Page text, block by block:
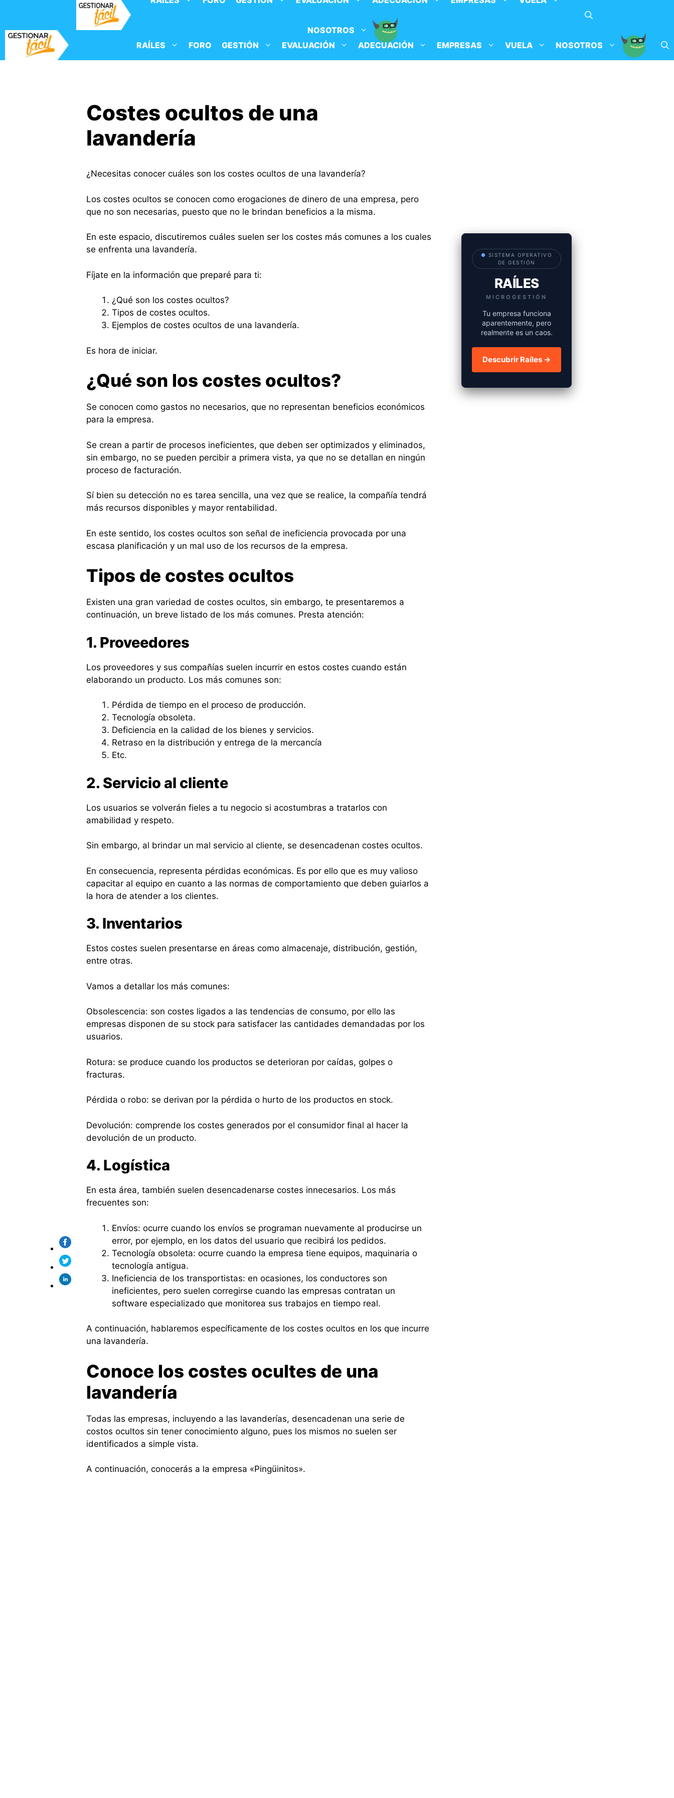
contenido
NOSOTROS
RAÍLES
FORO GESTIÓN EVALUACIÓN ADECUACIÓN EMPRESAS VUELA NOSOTROS
Costes ocultos de una
lavandería
¿Necesitas conocer cuáles son los costes ocultos de una lavandería?
Los costes ocultos se conocen como erogaciones de dinero de una empresa, pero
que no son necesarias, puesto que no le brindan beneficios a la misma.
En este espacio, discutiremos cuáles suelen ser los costes más comunes a los cuales
se enfrenta una lavandería.
Fíjate en la información que preparé para ti:
¿Qué son los costes ocultos?
Tipos de costes ocultos.
Ejemplos de costes ocultos de una lavandería.
Es hora de iniciar.
¿Qué son los costes ocultos?
Se conocen como gastos no necesarios, que no representan beneficios económicos
para la empresa.
Se crean a partir de procesos ineficientes, que deben ser optimizados y eliminados,
sin embargo, no se pueden percibir a primera vista, ya que no se detallan en ningún
proceso de facturación.
Sí bien su detección no es tarea sencilla, una vez que se realice, la compañía tendrá
más recursos disponibles y mayor rentabilidad.
En este sentido, los costes ocultos son señal de ineficiencia provocada por una
escasa planificación y un mal uso de los recursos de la empresa.
Tipos de costes ocultos
Existen una gran variedad de costes ocultos, sin embargo, te presentaremos a
continuación, un breve listado de los más comunes. Presta atención:
1. Proveedores
Los proveedores y sus compañías suelen incurrir en estos costes cuando están
elaborando un producto. Los más comunes son:
Pérdida de tiempo en el proceso de producción.
Tecnología obsoleta.
Deficiencia en la calidad de los bienes y servicios.
Retraso en la distribución y entrega de la mercancía
Etc.
2. Servicio al cliente
Los usuarios se volverán fieles a tu negocio si acostumbras a tratarlos con
amabilidad y respeto.
Sin embargo, al brindar un mal servicio al cliente, se desencadenan costes ocultos.
En consecuencia, representa pérdidas económicas. Es por ello que es muy valioso
capacitar al equipo en cuanto a las normas de comportamiento que deben guiarlos a
la hora de atender a los clientes.
3. Inventarios
Estos costes suelen presentarse en áreas como almacenaje, distribución, gestión,
entre otras.
Vamos a detallar los más comunes:
Obsolescencia: son costes ligados a las tendencias de consumo, por ello las
empresas disponen de su stock para satisfacer las cantidades demandadas por los
usuarios.
Rotura: se produce cuando los productos se deterioran por caídas, golpes o
fracturas.
Pérdida o robo: se derivan por la pérdida o hurto de los productos en stock.
Devolución: comprende los costes generados por el consumidor final al hacer la
devolución de un producto.
4. Logística
En esta área, también suelen desencadenarse costes innecesarios. Los más
frecuentes son:
Envíos: ocurre cuando los envíos se programan nuevamente al producirse un
error, por ejemplo, en los datos del usuario que recibirá los pedidos.
Tecnología obsoleta: ocurre cuando la empresa tiene equipos, maquinaria o
tecnología antigua.
Ineficiencia de los transportistas: en ocasiones, los conductores son
ineficientes, pero suelen corregirse cuando las empresas contratan un
software especializado que monitorea sus trabajos en tiempo real.
A continuación, hablaremos específicamente de los costes ocultos en los que incurre
una lavandería.
Conoce los costes ocultes de una
lavandería
Todas las empresas, incluyendo a las lavanderías, desencadenan una serie de
costos ocultos sin tener conocimiento alguno, pues los mismos no suelen ser
identificados a simple vista.
A continuación, conocerás a la empresa «Pingüinitos».
● SISTEMA OPERATIVO
DE GESTIÓN
RAÍLES
MICROGESTIÓN
Tu empresa funciona
aparentemente, pero
realmente es un caos.
Descubrir Raíles →